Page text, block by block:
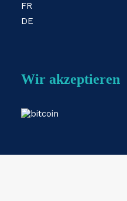
FR
DE
Wir akzeptieren